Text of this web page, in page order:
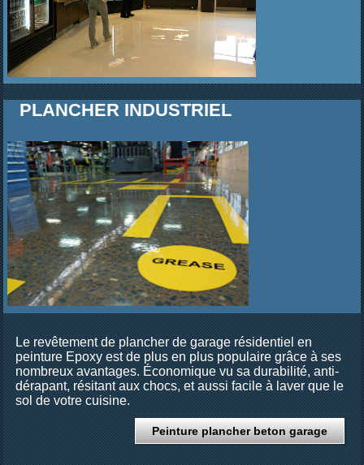
PLANCHER INDUSTRIEL
Le revêtement de plancher de garage résidentiel en
peinture Epoxy est de plus en plus populaire grâce à ses
nombreux avantages. Économique vu sa durabilité, anti-
dérapant, résitant aux chocs, et aussi facile à laver que le
sol de votre cuisine.
Peinture plancher beton garage